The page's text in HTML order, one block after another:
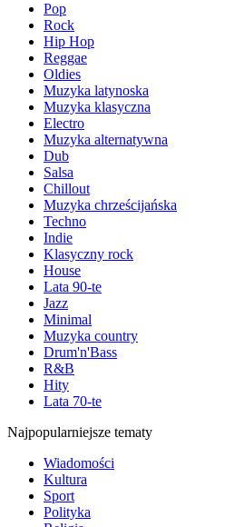
Pop
Rock
Hip Hop
Reggae
Oldies
Muzyka latynoska
Muzyka klasyczna
Electro
Muzyka alternatywna
Dub
Salsa
Chillout
Muzyka chrześcijańska
Techno
Indie
Klasyczny rock
House
Lata 90-te
Jazz
Minimal
Muzyka country
Drum'n'Bass
R&B
Hity
Lata 70-te
Najpopularniejsze tematy
Wiadomości
Kultura
Sport
Polityka